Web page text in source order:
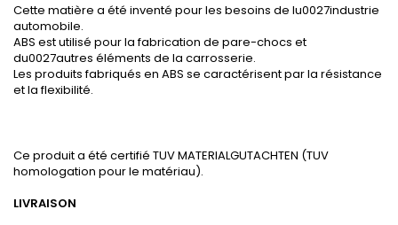
Cette matière a été inventé pour les besoins de lu0027industrie
automobile.
ABS est utilisé pour la fabrication de pare-chocs et
du0027autres éléments de la carrosserie.
Les produits fabriqués en ABS se caractérisent par la résistance
et la flexibilité.
Ce produit a été certifié TUV MATERIALGUTACHTEN (TUV
homologation pour le matériau).
LIVRAISON